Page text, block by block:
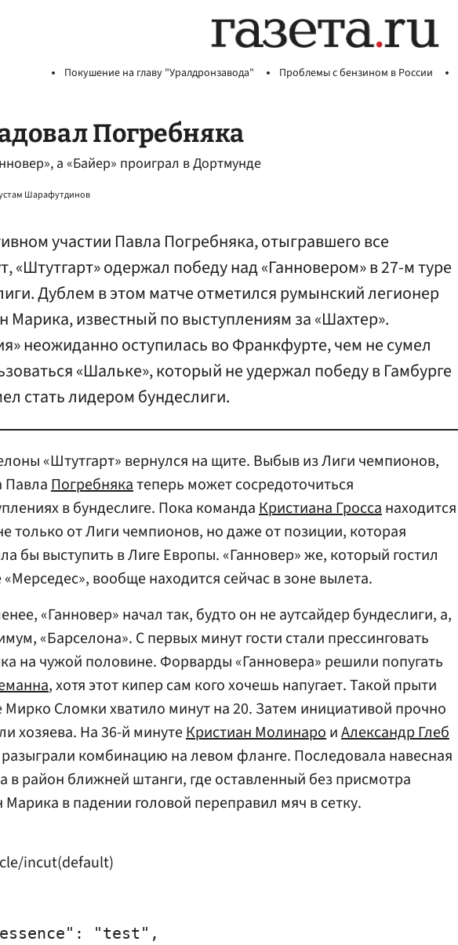
Покушение на главу "Уралдронзавода" Проблемы с бензином в России
Погребняка
а «Байер» проиграл в Дортмунде
Шарафутдинов
участии Павла Погребняка, отыгравшего все
«Штутгарт» одержал победу над «Ганновером» в 27-м туре
Дублем в этом матче отметился румынский легионер
Марика, известный по выступлениям за «Шахтер».
неожиданно оступилась во Франкфурте, чем не сумел
«Шальке», который не удержал победу в Гамбурге
стать лидером бундеслиги.
«Штутгарт» вернулся на щите. Выбыв из Лиги чемпионов,
ПавлаПогребнякатеперь может сосредоточиться
в бундеслиге. Пока командаКристиана Гроссанаходится
только от Лиги чемпионов, но даже от позиции, которая
бы выступить в Лиге Европы. «Ганновер» же, который гостил
«Мерседес», вообще находится сейчас в зоне вылета.
«Ганновер» начал так, будто он не аутсайдер бундеслиги, а,
«Барселона». С первых минут гости стали прессинговать
на чужой половине. Форварды «Ганновера» решили попугать
, хотя этот кипер сам кого хочешь напугает. Такой прыти
Мирко Сломки хватило минут на 20. Затем инициативой прочно
хозяева. На 36-й минутеКристиан МолинароиАлександр Глеб
комбинацию на левом фланге. Последовала навесная
в район ближней штанги, где оставленный без присмотра
в падении головой переправил мяч в сетку.
incut(default)
"test",